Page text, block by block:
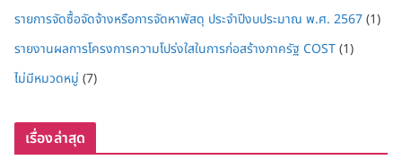
รายการจัดซื้อจัดจ้างหรือการจัดหาพัสดุ ประจำปีงบประมาณ พ.ศ. 2567(1)
รายงานผลการโครงการความโปร่งใสในการก่อสร้างภาครัฐ COST(1)
ไม่มีหมวดหมู่ (7)
เรื่องล่าสุด